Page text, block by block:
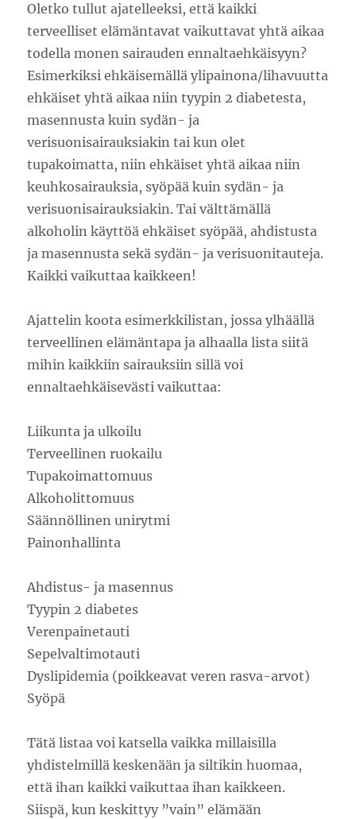
Oletko tullut ajatelleeksi, että kaikki
terveelliset elämäntavat vaikuttavat yhtä aikaa
todella monen sairauden ennaltaehkäisyyn?
Esimerkiksi ehkäisemällä ylipainona/lihavuutta
ehkäiset yhtä aikaa niin tyypin 2 diabetesta,
masennusta kuin sydän- ja
verisuonisairauksiakin tai kun olet
tupakoimatta, niin ehkäiset yhtä aikaa niin
keuhkosairauksia, syöpää kuin sydän- ja
verisuonisairauksiakin. Tai välttämällä
alkoholin käyttöä ehkäiset syöpää, ahdistusta
ja masennusta sekä sydän- ja verisuonitauteja.
Kaikki vaikuttaa kaikkeen!
Ajattelin koota esimerkkilistan, jossa ylhäällä
terveellinen elämäntapa ja alhaalla lista siitä
mihin kaikkiin sairauksiin sillä voi
ennaltaehkäisevästi vaikuttaa:
Liikunta ja ulkoilu
Terveellinen ruokailu
Tupakoimattomuus
Alkoholittomuus
Säännöllinen unirytmi
Painonhallinta
Ahdistus- ja masennus
Tyypin 2 diabetes
Verenpainetauti
Sepelvaltimotauti
Dyslipidemia (poikkeavat veren rasva-arvot)
Syöpä
Tätä listaa voi katsella vaikka millaisilla
yhdistelmillä keskenään ja siltikin huomaa,
että ihan kaikki vaikuttaa ihan kaikkeen.
Siispä, kun keskittyy ”vain” elämään